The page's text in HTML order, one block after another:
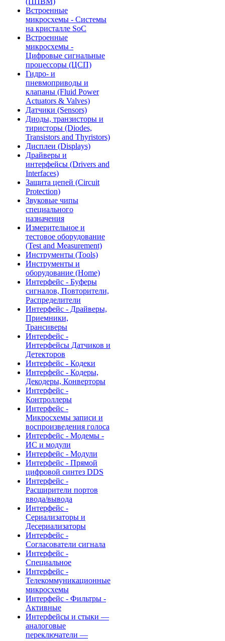
Встроенные
микросхемы - Системы
на кристалле SoC
Встроенные
микросхемы -
Цифровые сигнальные
процессоры (ЦСП)
Гидро- и
пневмоприводы и
клапаны (Fluid Power
Actuators & Valves)
Датчики (Sensors)
Диоды, транзисторы и
тиристоры (Diodes,
Transistors and Thyristors)
Дисплеи (Displays)
Драйверы и
интерфейсы (Drivers and
Interfaces)
Защита цепей (Circuit
Protection)
Звуковые чипы
специального
назначения
Измерительное и
тестовое оборудование
(Test and Measurement)
Инструменты (Tools)
Инструменты и
оборудование (Home)
Интерфейс - Буферы
сигналов, Повторители,
Распределители
Интерфейс - Драйверы,
Приемники,
Трансиверы
Интерфейс -
Интерфейсы Датчиков и
Детекторов
Интерфейс - Кодеки
Интерфейс - Кодеры,
Декодеры, Конверторы
Интерфейс -
Контроллеры
Интерфейс -
Микросхемы записи и
воспроизведения голоса
Интерфейс - Модемы -
ИС и модули
Интерфейс - Модули
Интерфейс - Прямой
цифровой синтез DDS
Интерфейс -
Расширители портов
ввода/вывода
Интерфейс -
Сериализаторы и
Десериализаторы
Интерфейс -
Согласователи сигнала
Интерфейс -
Специальное
Интерфейс -
Телекоммуникационные
микросхемы
Интерфейс - Фильтры -
Активные
Интерфейсы и стыки —
аналоговые
переключатели —